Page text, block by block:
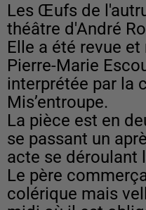
Les Œufs de
théâtre d'André
Elle a été revue
Pierre-Marie
interprétée par la
Mis’entroupe.
La pièce est en
se passant un
acte se déroulant
Le père
colérique mais